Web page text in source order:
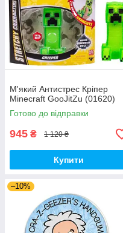
М'який Антистрес Кріпер
Minecraft GooJitZu (01620)
Готово до відправки
945 ₴ 1 120 ₴
Купити
–10%